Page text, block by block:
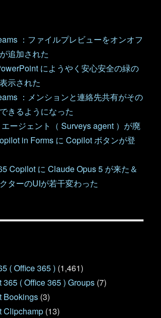
：ファイルプレビューをオンオフ
追加された
にようやく安心安全の緑の
示された
：メンションと連絡先共有がその
きるようになった
ージェント（ Surveys agent ）が廃
in Forms に Copilot ボタンが登
Copilot に Claude Opus 5 が来た＆
ターのUIが若干変わった
( Office 365 ) (1,461)
365 ( Office 365 ) Groups (7)
Bookings (3)
Clipchamp (13)